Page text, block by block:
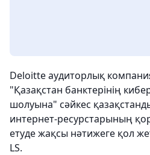
Deloitte аудиторлық
"Қазақстан банктерінің
шолуына" сәйкес
интернет-ресурстарының
етуде жақсы нәтижеге қол
LS.